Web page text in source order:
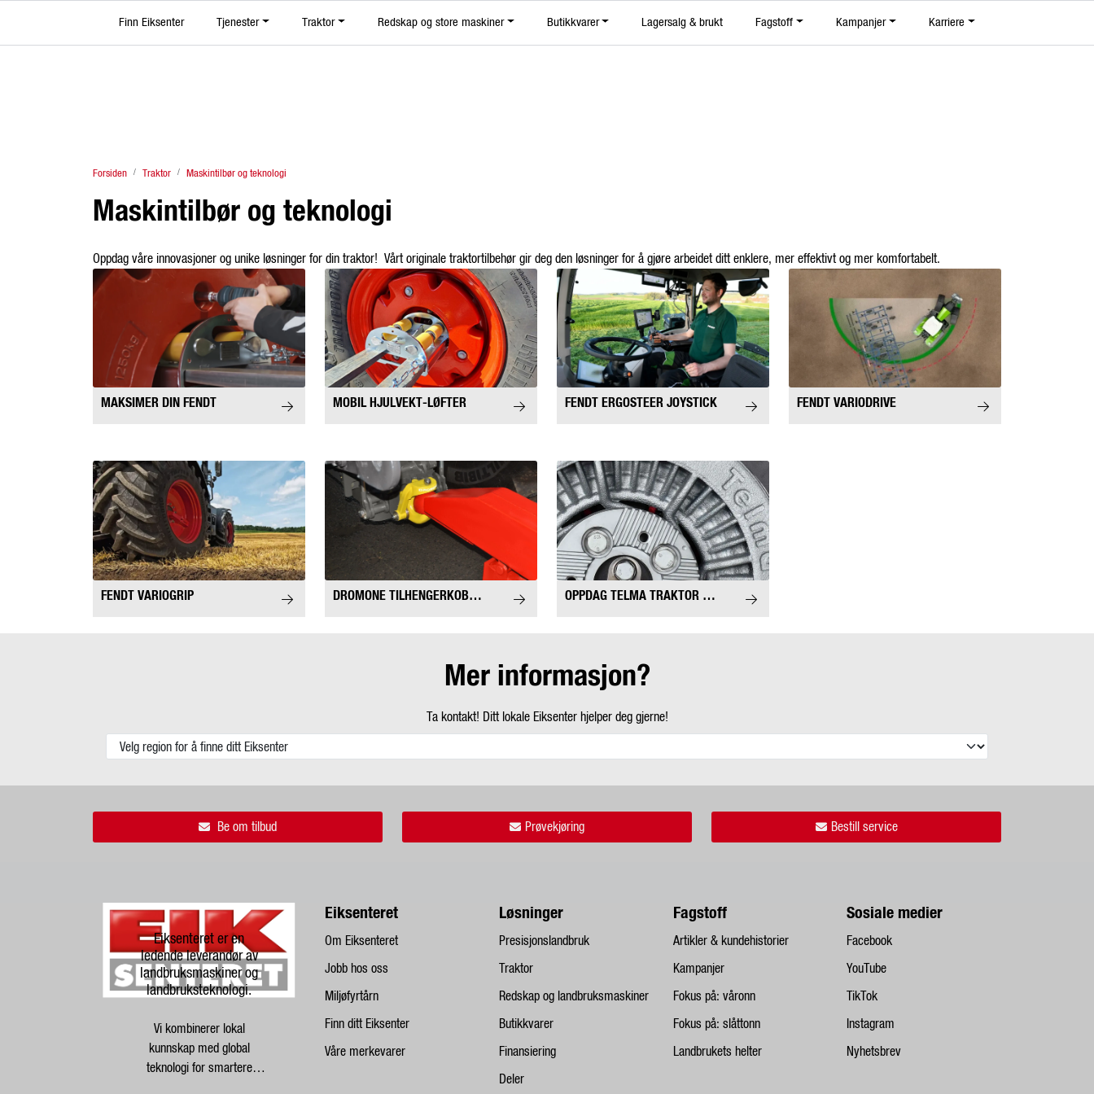
Facebook | YouTube | TikTok Instagram Nyhetsbrev Om Eiksenteret Favoritter Logg inn Finn forhandler
Finn Eiksenter Tjenester Traktor Redskap og store maskiner Butikkvarer Lagersalg & brukt Fagstoff Kampanjer Karriere
Forsiden Traktor Maskintilbør og teknologi
Oppdag våre innovasjoner og unike løsninger for din traktor! Vårt originale traktortilbehør gir deg den løsninger for å gjøre arbeidet ditt enklere, mer effektivt og mer komfortabelt.
Maskintilbør og teknologi
MAKSIMER DIN FENDT MOBIL HJULVEKT-LØFTER FENDT ERGOSTEER JOYSTICK FENDT VARIODRIVE
FENDT VARIOGRIP DROMONE TILHENGERKOBLINGER OG TILHENGERFESTE OPPDAG TELMA TRAKTOR RETARDER
Mer informasjon?
Ta kontakt! Ditt lokale Eiksenter hjelper deg gjerne!
Be om tilbud Prøvekjøring Bestill service
Eiksenteret
Om Eiksenteret
Jobb hos oss
Miljøfyrtårn
Finn ditt Eiksenter
Våre merkevarer
Løsninger
Presisjonslandbruk
Traktor
Redskap og landbruksmaskiner
Butikkvarer
Finansiering
Deler
Fagstoff
Artikler & kundehistorier
Kampanjer
Fokus på: våronn
Fokus på: slåttonn
Landbrukets helter
Sosiale medier
Facebook
YouTube
TikTok
Instagram
Nyhetsbrev
Eiksenteret er en
ledende leverandør av
landbruksmaskiner og
landbruksteknologi.
Vi kombinerer lokal
kunnskap med global
teknologi for smartere